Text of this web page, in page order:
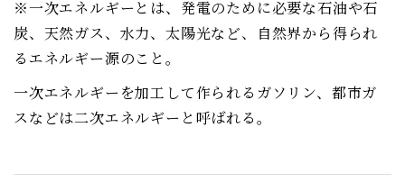
※一次エネルギーとは、発電のために必要な石油や石
炭、天然ガス、水力、太陽光など、自然界から得られ
るエネルギー源のこと。
一次エネルギーを加工して作られるガソリン、都市ガ
スなどは二次エネルギーと呼ばれる。